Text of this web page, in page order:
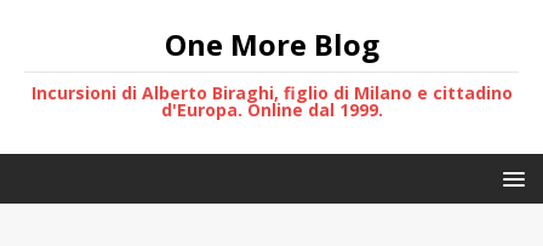
One More Blog
Incursioni di Alberto Biraghi, figlio di Milano e cittadino
d'Europa. Online dal 1999.